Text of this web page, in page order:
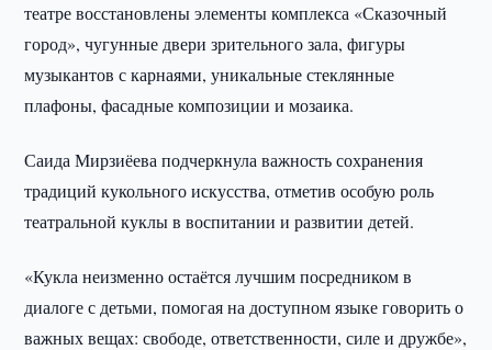
театре восстановлены элементы комплекса «Сказочный
город», чугунные двери зрительного зала, фигуры
музыкантов с карнаями, уникальные стеклянные
плафоны, фасадные композиции и мозаика.
Саида Мирзиёева подчеркнула важность сохранения
традиций кукольного искусства, отметив особую роль
театральной куклы в воспитании и развитии детей.
«Кукла неизменно остаётся лучшим посредником в
диалоге с детьми, помогая на доступном языке говорить о
важных вещах: свободе, ответственности, силе и дружбе»,